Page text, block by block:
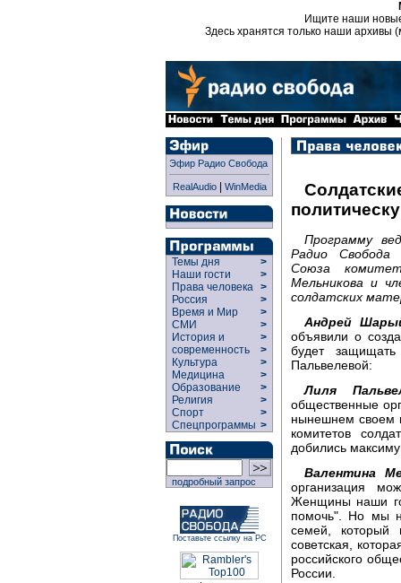
Ищите наши
Здесь хранятся только наши архивы
Эфир Радио Свобода
RealAudio| WinMedia
Темы дня
>
Наши гости
>
Права человека >
Россия
>
Время и Мир
>
СМИ
>
История и
современность
>
>
Культура
>
Медицина
>
Образование
>
Религия
>
Спорт
>
Спецпрограммы >
подробный запрос
Поставьте ссылку на РС
Программу
Радио Свобода
Союза
Мельникова и
солдатских
Андрей
объявили о
будет
Пальвелевой:
Лиля
общественные
нынешнем своем
комитетов
добились
Валентина
организация
Женщины наши
помочь". Но мы
семей, который
советская,
российского
России.